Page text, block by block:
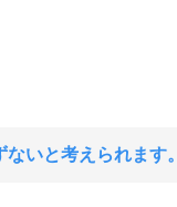
いと考えられます。